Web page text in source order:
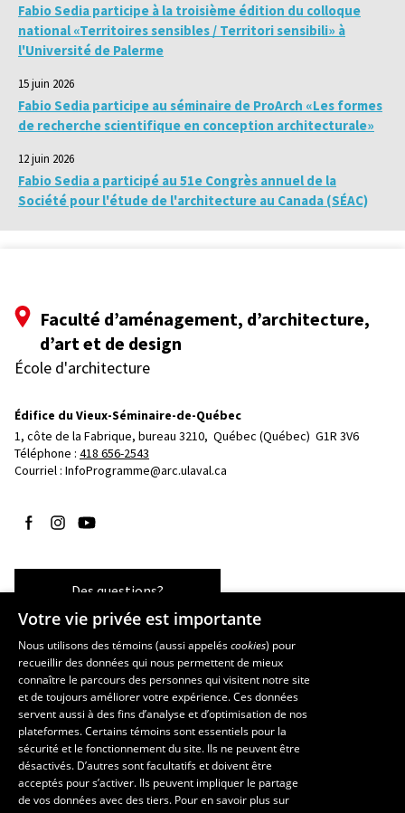
Fabio Sedia participe à la troisième édition du colloque
national «Territoires sensibles / Territori sensibili» à
l'Université de Palerme
15 juin 2026
Fabio Sedia participe au séminaire de ProArch «Les formes
de recherche scientifique en conception architecturale»
12 juin 2026
Fabio Sedia a participé au 51e Congrès annuel de la
Société pour l'étude de l'architecture au Canada (SÉAC)
Faculté d’aménagement, d’architecture,
d’art et de design
École d'architecture
Édifice du Vieux-Séminaire-de-Québec
1, côte de la Fabrique, bureau 3210, Québec (Québec)  G1R 3V6
Téléphone : 418 656-2543
Courriel : InfoProgramme@arc.ulaval.ca
Suivez-nous sur Facebook
Suivez-nous sur Instagram
Suivez-nous sur YouTube
Des questions?
Les écoles et la recherche
École d’art
École supérieure d’aménagement du territoire et de développement
régional
École de design
Centre de recherche en aménagement et développement
Votre vie privée est importante
Nous utilisons des témoins (aussi appeléscookies) pour
recueillir des données qui nous permettent de mieux
connaître le parcours des personnes qui visitent notre site
et de toujours améliorer votre expérience. Ces données
servent aussi à des fins d’analyse et d’optimisation de nos
plateformes. Certains témoins sont essentiels pour la
sécurité et le fonctionnement du site. Ils ne peuvent être
désactivés. D’autres sont facultatifs et doivent être
acceptés pour s’activer. Ils peuvent impliquer le partage
de vos données avec des tiers. Pour en savoir plus sur